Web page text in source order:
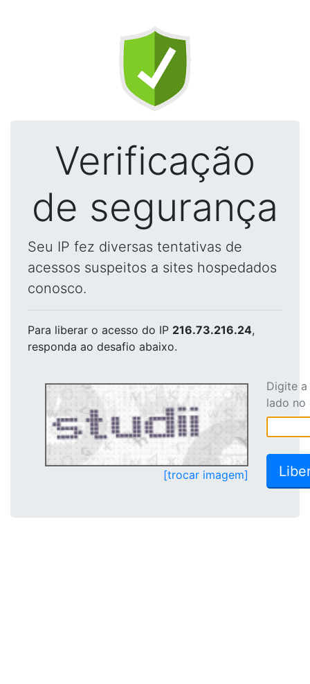
Verificação
de segurança
Seu IP fez diversas tentativas de
acessos suspeitos a sites hospedados
conosco.
Para liberar o acesso do IP 216.73.216.24,
responda ao desafio abaixo.
[trocar imagem]
Digite
lado no